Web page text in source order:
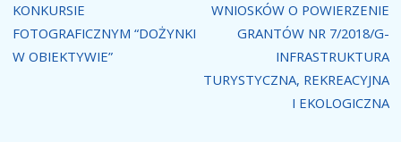
KONKURSIE
FOTOGRAFICZNYM “DOŻYNKI
W OBIEKTYWIE”
WNIOSKÓW O POWIERZENIE
GRANTÓW NR 7/2018/G-
INFRASTRUKTURA
TURYSTYCZNA, REKREACYJNA
I EKOLOGICZNA